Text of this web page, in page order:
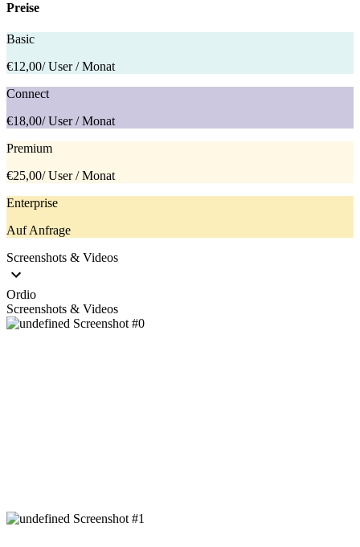
Preise
Basic
€12,00/ User / Monat
Connect
€18,00/ User / Monat
Premium
€25,00/ User / Monat
Enterprise
Auf Anfrage
Screenshots & Videos
Ordio
Screenshots & Videos